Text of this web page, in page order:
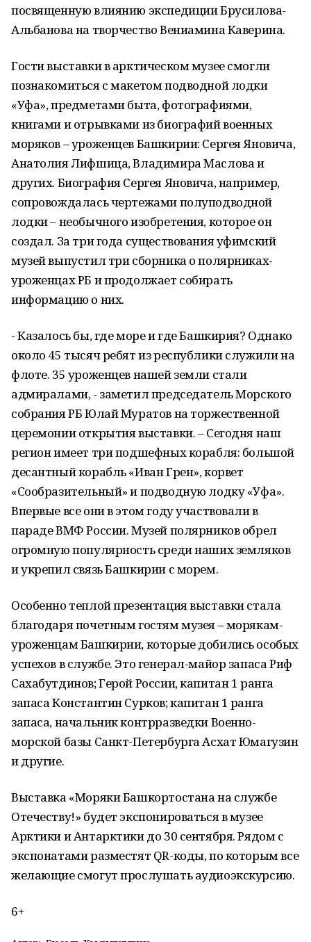
посвященную влиянию экспедиции Брусилова-
Альбанова на творчество Вениамина Каверина.
Гости выставки в арктическом музее смогли
познакомиться с макетом подводной лодки
«Уфа», предметами быта, фотографиями,
книгами и отрывками из биографий военных
моряков – уроженцев Башкирии: Сергея Яновича,
Анатолия Лифшица, Владимира Маслова и
других. Биография Сергея Яновича, например,
сопровождалась чертежами полуподводной
лодки – необычного изобретения, которое он
создал. За три года существования уфимский
музей выпустил три сборника о полярниках-
уроженцах РБ и продолжает собирать
информацию о них.
- Казалось бы, где море и где Башкирия? Однако
около 45 тысяч ребят из республики служили на
флоте. 35 уроженцев нашей земли стали
адмиралами, - заметил председатель Морского
собрания РБ Юлай Муратов на торжественной
церемонии открытия выставки. – Сегодня наш
регион имеет три подшефных корабля: большой
десантный корабль «Иван Грен», корвет
«Сообразительный» и подводную лодку «Уфа».
Впервые все они в этом году участвовали в
параде ВМФ России. Музей полярников обрел
огромную популярность среди наших земляков
и укрепил связь Башкирии с морем.
Особенно теплой презентация выставки стала
благодаря почетным гостям музея – морякам-
уроженцам Башкирии, которые добились особых
успехов в службе. Это генерал-майор запаса Риф
Сахабутдинов; Герой России, капитан 1 ранга
запаса Константин Сурков; капитан 1 ранга
запаса, начальник контрразведки Военно-
морской базы Санкт-Петербурга Асхат Юмагузин
и другие.
Выставка «Моряки Башкортостана на службе
Отечеству!» будет экспонироваться в музее
Арктики и Антарктики до 30 сентября. Рядом с
экспонатами разместят QR-коды, по которым все
желающие смогут прослушать аудиоэкскурсию.
6+